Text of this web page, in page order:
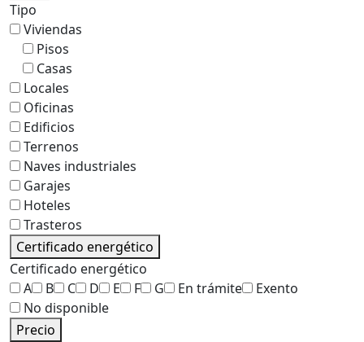
Tipo
Viviendas
Pisos
Casas
Locales
Oficinas
Edificios
Terrenos
Naves industriales
Garajes
Hoteles
Trasteros
Certificado energético
Certificado energético
A
B C D E F G En trámite
Exento
No disponible
Precio